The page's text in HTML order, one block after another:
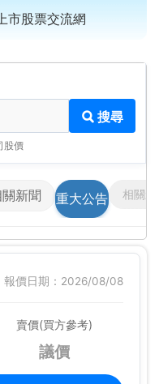
市股票交流網
搜尋
股價
新聞 重大公告 相關影
報價日期：2026/08/08
賣價(買方參考)
議價